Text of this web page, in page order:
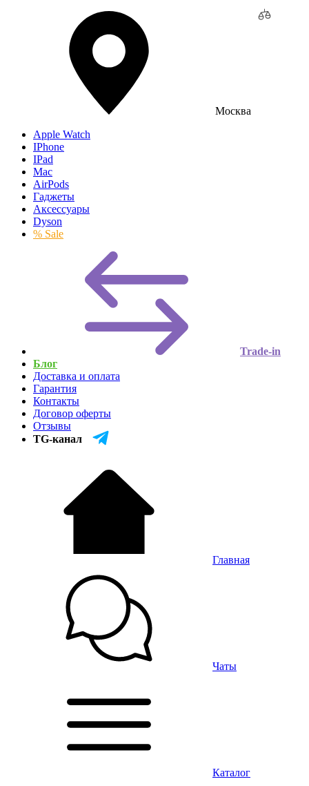
Москва
Apple Watch
IPhone
IPad
Mac
AirPods
Гаджеты
Аксессуары
Dyson
% Sale
Trade-in
Блог
Доставка и оплата
Гарантия
Контакты
Договор оферты
Отзывы
TG-канал
Главная
Чаты
Каталог